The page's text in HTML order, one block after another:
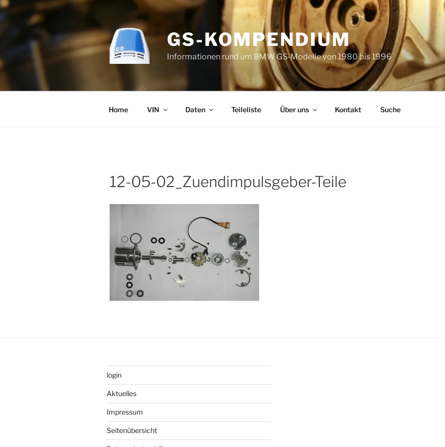
Zum
GS-KOMPENDIUM
Informationen rund um BMW GS-Modelle von 1980 bis 1996
Home VIN Daten Teileliste Über uns Kontakt Suche
12-05-02_Zuendimpulsgeber-Teile
login
Aktuelles
Impressum
Seitenübersicht